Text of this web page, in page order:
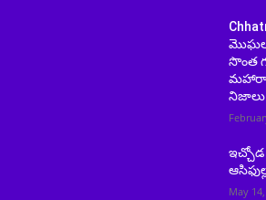
సొంత
ఇచ్చోడ
May